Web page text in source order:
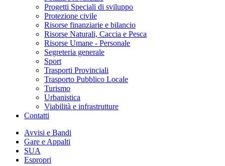
Progetti Speciali di sviluppo
Protezione civile
Risorse finanziarie e bilancio
Risorse Naturali, Caccia e Pesca
Risorse Umane - Personale
Segreteria generale
Sport
Trasporti Provinciali
Trasporto Pubblico Locale
Turismo
Urbanistica
Viabilità e infrastrutture
Contatti
Avvisi e Bandi
Gare e Appalti
SUA
Espropri